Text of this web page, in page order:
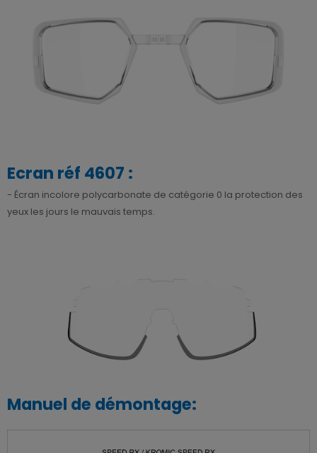
Ecran réf 4607 :
- Écran incolore polycarbonate de catégorie 0 la protection des
yeux les jours le mauvais temps.
Manuel de démontage: